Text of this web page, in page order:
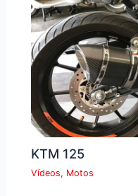
KTM 125
Vídeos, Motos